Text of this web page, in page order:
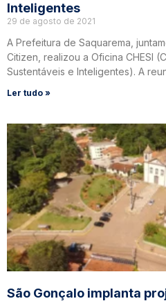
Inteligentes
29 de agosto de 2021
A Prefeitura de Saquarema,
Citizen, realizou a Oficina CHESI
Sustentáveis e Inteligentes). A
Ler tudo »
São Gonçalo implanta